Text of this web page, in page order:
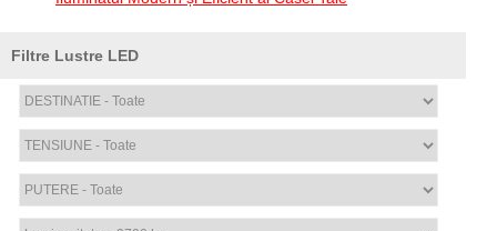
Filtre Lustre LED